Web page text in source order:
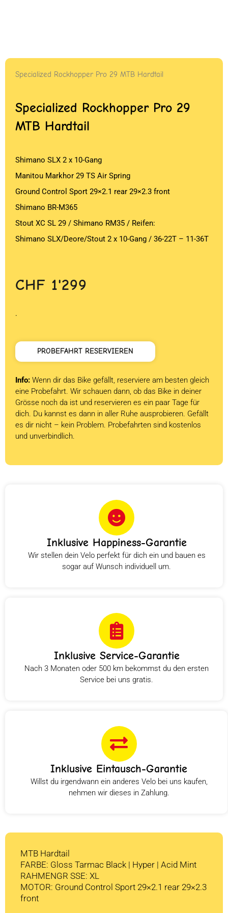
Specialized Rockhopper Pro 29 MTB Hardtail
Specialized Rockhopper Pro 29
MTB Hardtail
Shimano SLX 2 x 10-Gang
Manitou Markhor 29 TS Air Spring
Ground Control Sport 29×2.1 rear 29×2.3 front
Shimano BR-M365
Stout XC SL 29 / Shimano RM35 / Reifen:
Shimano SLX/Deore/Stout 2 x 10-Gang / 36-22T – 11-36T
CHF 1'299
.
PROBEFAHRT RESERVIEREN
Info: Wenn dir das Bike gefällt, reserviere am besten gleich
eine Probefahrt. Wir schauen dann, ob das Bike in deiner
Grösse noch da ist und reservieren es ein paar Tage für
dich. Du kannst es dann in aller Ruhe ausprobieren. Gefällt
es dir nicht – kein Problem. Probefahrten sind kostenlos
und unverbindlich.
Inklusive Happiness-Garantie
Wir stellen dein Velo perfekt für dich ein und bauen es
sogar auf Wunsch individuell um.
Inklusive Service-Garantie
Nach 3 Monaten oder 500 km bekommst du den ersten
Service bei uns gratis.
Inklusive Eintausch-Garantie
Willst du irgendwann ein anderes Velo bei uns kaufen,
nehmen wir dieses in Zahlung.
MTB Hardtail
FARBE: Gloss Tarmac Black | Hyper | Acid Mint
RAHMENGR SSE: XL
MOTOR: Ground Control Sport 29×2.1 rear 29×2.3
front